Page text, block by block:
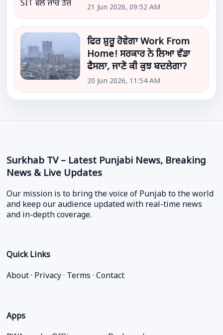
21 Jun 2026, 09:52 AM
ਫਿਰ ਸ਼ੁਰੂ ਹੋਵੇਗਾ Work From
Home! ਸਰਕਾਰ ਨੇ ਲਿਆ ਵੱਡਾ
ਫੈਸਲਾ, ਜਾਣੋ ਕੀ ਕੁਝ ਬਦਲੇਗਾ?
20 Jun 2026, 11:54 AM
Surkhab TV – Latest Punjabi News, Breaking
News & Live Updates
Our mission is to bring the voice of Punjab to the world
and keep our audience updated with real-time news
and in-depth coverage.
Quick Links
About· Privacy· Terms ·Contact
Apps